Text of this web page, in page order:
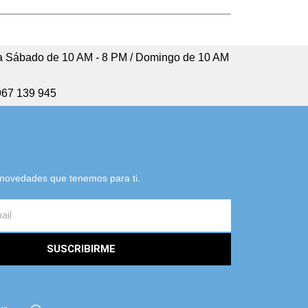
de 10 AM - 8 PM / Domingo de 10 AM
139 945
que tenemos para ti.
SUSCRIBIRME